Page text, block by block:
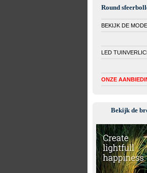
Round
BEKIJK DE
LED
ONZE
Bekijk de